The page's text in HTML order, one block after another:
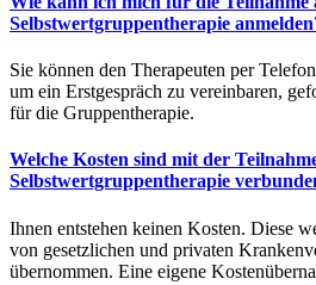
Selbstwertgruppentherapie
Sie können den Therapeuten per
um ein Erstgespräch zu vereinbaren,
für die Gruppentherapie.
Welche Kosten sind mit der
Selbstwertgruppentherapie
Ihnen entstehen keinen Kosten. Diese
von gesetzlichen und privaten
übernommen. Eine eigene